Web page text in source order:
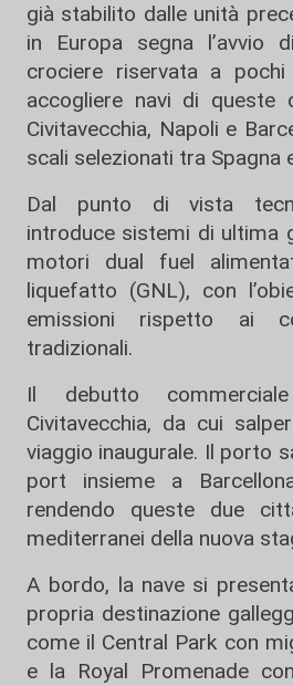
già stabilito dalle unità
in Europa segna l’avvio
crociere riservata a
accogliere navi di queste
Civitavecchia, Napoli e
scali selezionati tra Spagna
Dal punto di vista
introduce sistemi di ultima
motori dual fuel
liquefatto (GNL), con
emissioni rispetto ai
tradizionali.
Il debutto
Civitavecchia, da cui
viaggio inaugurale. Il porto
port insieme a
rendendo queste due
mediterranei della nuova
A bordo, la nave si
propria destinazione
come il Central Park con
e la Royal Promenade